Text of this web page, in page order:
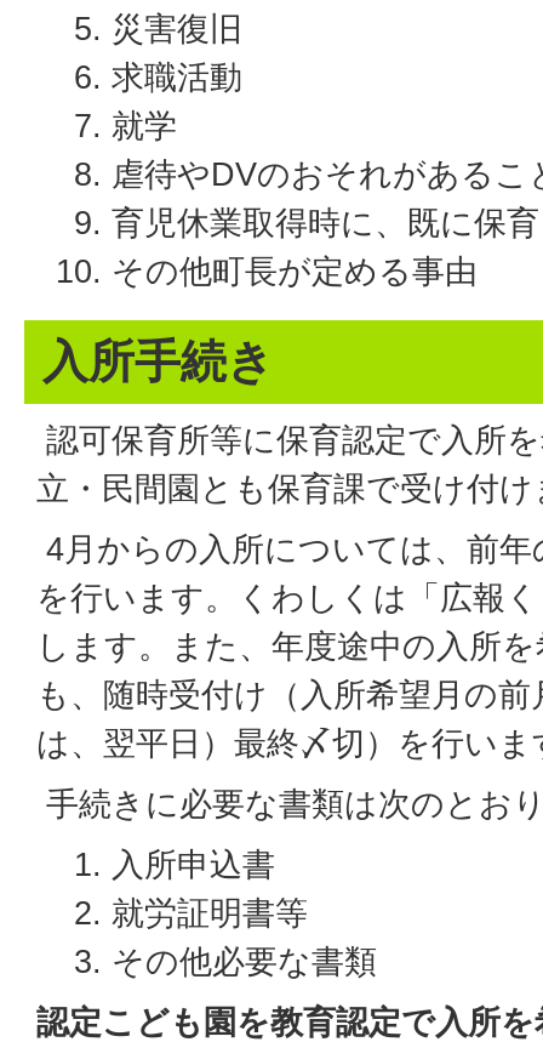
災害復旧
求職活動
就学
虐待やDVのおそれがあるこ
育児休業取得時に、既に保
その他町長が定める事由
入所手続き
認可保育所等に保育認定で入所
立・民間園とも保育課で受け付
4月からの入所については、前
を行います。くわしくは「広報
します。また、年度途中の入所
も、随時受付け（入所希望月の
は、翌平日）最終〆切）を行いま
手続きに必要な書類は次のとお
入所申込書
就労証明書等
その他必要な書類
認定こども園を教育認定で入所